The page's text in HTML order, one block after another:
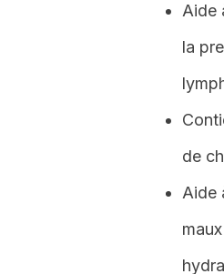
Aide
la
de
Aide